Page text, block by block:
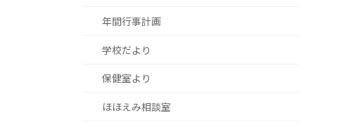
年間行事計画
学校だより
保健室より
ほほえみ相談室